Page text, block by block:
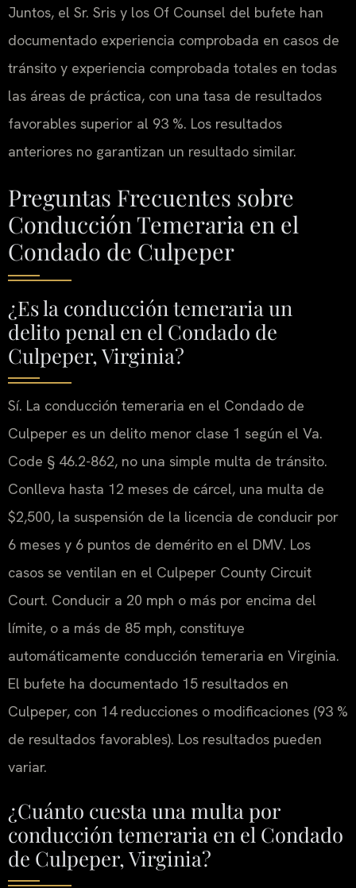
Juntos, el Sr. Sris y los Of Counsel del bufete han
documentado experiencia comprobada en casos de
tránsito y experiencia comprobada totales en todas
las áreas de práctica, con una tasa de resultados
favorables superior al 93 %. Los resultados
anteriores no garantizan un resultado similar.
Preguntas Frecuentes sobre
Conducción Temeraria en el
Condado de Culpeper
¿Es la conducción temeraria un
delito penal en el Condado de
Culpeper, Virginia?
Sí. La conducción temeraria en el Condado de
Culpeper es un delito menor clase 1 según el Va.
Code § 46.2-862, no una simple multa de tránsito.
Conlleva hasta 12 meses de cárcel, una multa de
$2,500, la suspensión de la licencia de conducir por
6 meses y 6 puntos de demérito en el DMV. Los
casos se ventilan en el Culpeper County Circuit
Court. Conducir a 20 mph o más por encima del
límite, o a más de 85 mph, constituye
automáticamente conducción temeraria en Virginia.
El bufete ha documentado 15 resultados en
Culpeper, con 14 reducciones o modificaciones (93 %
de resultados favorables). Los resultados pueden
variar.
¿Cuánto cuesta una multa por
conducción temeraria en el Condado
de Culpeper, Virginia?